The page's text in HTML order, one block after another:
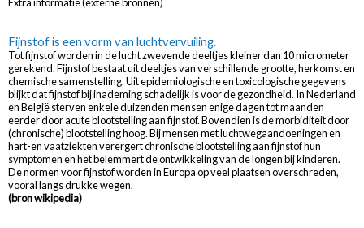
Fijnstof is een vorm van luchtvervuiling.
Tot fijnstof worden in de lucht zwevende deeltjes kleiner dan 10 micrometer
gerekend. Fijnstof bestaat uit deeltjes van verschillende grootte, herkomst en
chemische samenstelling. Uit epidemiologische en toxicologische gegevens
blijkt dat fijnstof bij inademing schadelijk is voor de gezondheid. In Nederland
en België sterven enkele duizenden mensen enige dagen tot maanden
eerder door acute blootstelling aan fijnstof. Bovendien is de morbiditeit door
(chronische) blootstelling hoog. Bij mensen met luchtwegaandoeningen en
hart-en vaatziekten verergert chronische blootstelling aan fijnstof hun
symptomen en het belemmert de ontwikkeling van de longen bij kinderen.
De normen voor fijnstof worden in Europa op veel plaatsen overschreden,
vooral langs drukke wegen.
(bron wikipedia)